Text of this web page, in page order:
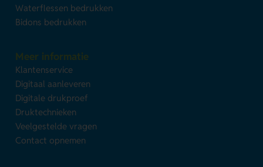
Waterflessen bedrukken
Bidons bedrukken
Meer informatie
Klantenservice
Digitaal aanleveren
Digitale drukproef
Druktechnieken
Veelgestelde vragen
Contact opnemen